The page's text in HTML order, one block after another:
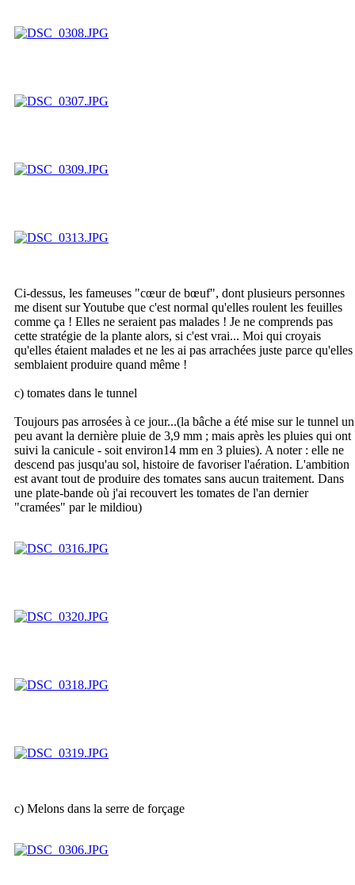
Ci-dessus, les fameuses "cœur de bœuf", dont plusieurs personnes
me disent sur Youtube que c'est normal qu'elles roulent les feuilles
comme ça ! Elles ne seraient pas malades ! Je ne comprends pas
cette stratégie de la plante alors, si c'est vrai... Moi qui croyais
qu'elles étaient malades et ne les ai pas arrachées juste parce qu'elles
semblaient produire quand même !
c) tomates dans le tunnel
Toujours pas arrosées à ce jour...(la bâche a été mise sur le tunnel un
peu avant la dernière pluie de 3,9 mm ; mais après les pluies qui ont
suivi la canicule - soit environ14 mm en 3 pluies). A noter : elle ne
descend pas jusqu'au sol, histoire de favoriser l'aération. L'ambition
est avant tout de produire des tomates sans aucun traitement. Dans
une plate-bande où j'ai recouvert les tomates de l'an dernier
"cramées" par le mildiou)
c) Melons dans la serre de forçage